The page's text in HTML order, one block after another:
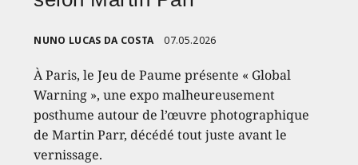
NUNO LUCAS DA COSTA 07.05.2026
À Paris, le Jeu de Paume présente « Global
Warning », une expo malheureusement
posthume autour de l’œuvre photographique
de Martin Parr, décédé tout juste avant le
vernissage.